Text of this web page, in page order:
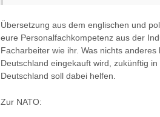
Übersetzung aus dem englischen und
eure Personalfachkompetenz aus der
Facharbeiter wie ihr. Was nichts
Deutschland eingekauft wird, zukünftig
Deutschland soll dabei helfen.
Zur NATO: